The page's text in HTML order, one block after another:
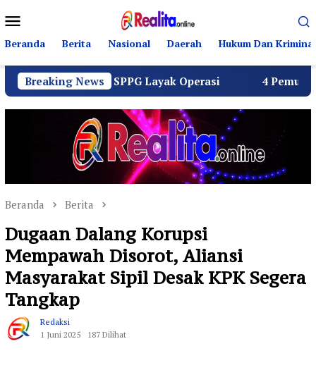
ke
kontenMobile
Beranda Berita Nasional Daerah Hukum Dan Kriminal
Breaking News
SPPG Layak Operasi 4 Pemuda Bungur
Beranda Berita
Dugaan Dalang Korupsi
Mempawah Disorot, Aliansi
Masyarakat Sipil Desak KPK Segera
Tangkap
Redaksi
1 Juni 2025
187 Dilihat